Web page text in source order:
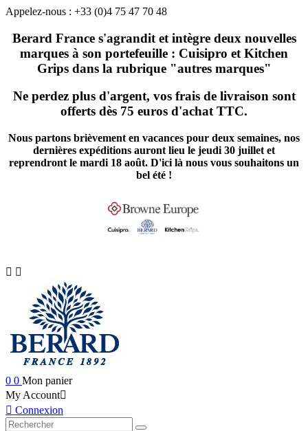
Appelez-nous : +33 (0)4 75 47 70 48
Berard France s'agrandit et intègre deux nouvelles
marques à son portefeuille : Cuisipro et Kitchen
Grips dans la rubrique "autres marques"
Ne perdez plus d'argent, vos frais de livraison sont
offerts dès 75 euros d'achat TTC.
Nous partons brièvement en vacances pour deux semaines, nos
dernières expéditions auront lieu le jeudi 30 juillet et
reprendront le mardi 18 août. D'ici là nous vous souhaitons un
bel été !
 
0 0 Mon panier
My Account
 Connexion